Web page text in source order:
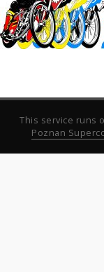
This service runs
Poznan